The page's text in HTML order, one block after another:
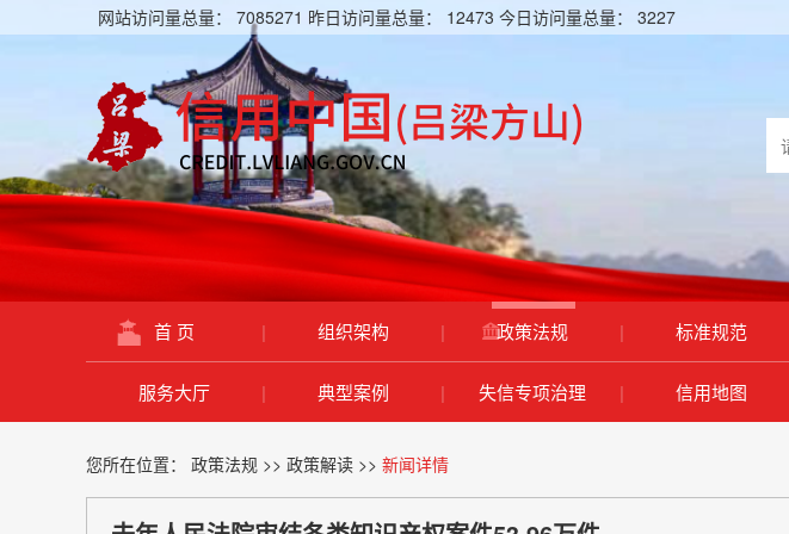
网站访问量总量： 7085271 昨日访问量总量： 12473 今日访问量总量： 3227
首 页 | 组织架构 | 政策法规 | 标准规范
服务大厅 | 典型案例 | 失信专项治理 | 信用地图
您所在位置： 政策法规 >> 政策解读 >> 新闻详情